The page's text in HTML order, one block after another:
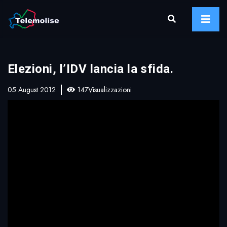
Elezioni, l’IDV lancia la sfida.
05 August 2012 147Visualizzazioni